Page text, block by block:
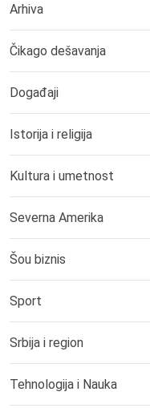
Arhiva
Čikago dešavanja
Događaji
Istorija i religija
Kultura i umetnost
Severna Amerika
Šou biznis
Sport
Srbija i region
Tehnologija i Nauka